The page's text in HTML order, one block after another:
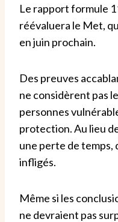
Le rapport formule
réévaluera le Met,
en juin prochain.
Des preuves
ne considèrent pas
personnes
protection. Au lieu
une perte de temps,
infligés.
Même si les
ne devraient pas